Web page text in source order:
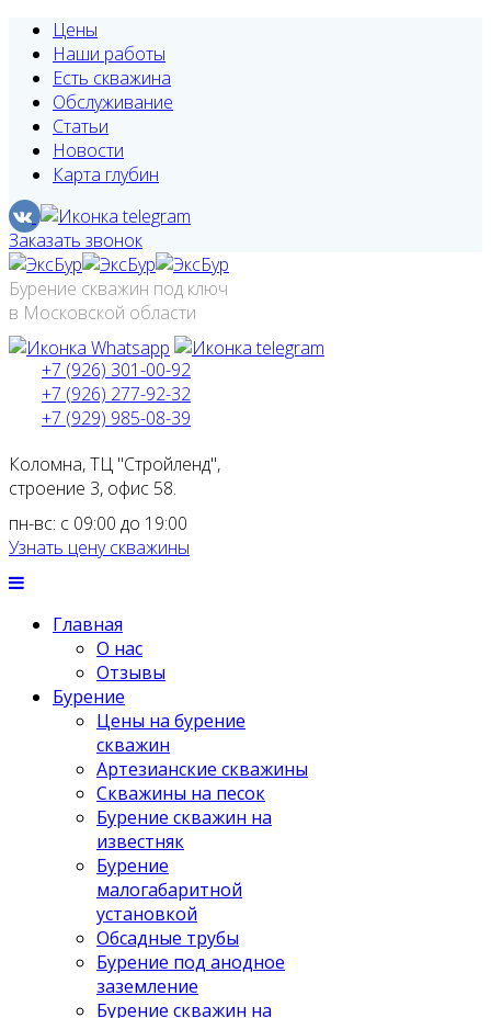
Цены
Наши работы
Есть скважина
Обслуживание
Статьи
Новости
Карта глубин
Заказать звонок
Бурение скважин под ключ
в Московской области
+7 (926) 301-00-92
+7 (926) 277-92-32
+7 (929) 985-08-39
Коломна, ТЦ "Стройленд",
строение 3, офис 58.
пн-вс: с 09:00 до 19:00
Узнать цену скважины
Главная
О нас
Отзывы
Бурение
Цены на бурение
скважин
Артезианские скважины
Скважины на песок
Бурение скважин на
известняк
Бурение
малогабаритной
установкой
Обсадные трубы
Бурение под анодное
заземление
Бурение скважин на